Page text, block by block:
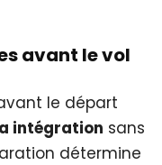
avant le vol
le départ
intégration sans
détermine